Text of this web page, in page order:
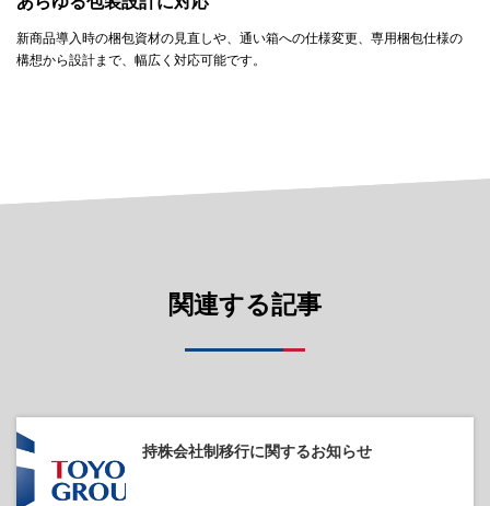
新商品導入時の梱包資材の見直しや、通い箱への仕様変更、専用梱包仕様の
構想から設計まで、幅広く対応可能です。
関連する記事
持株会社制移行に関するお知らせ